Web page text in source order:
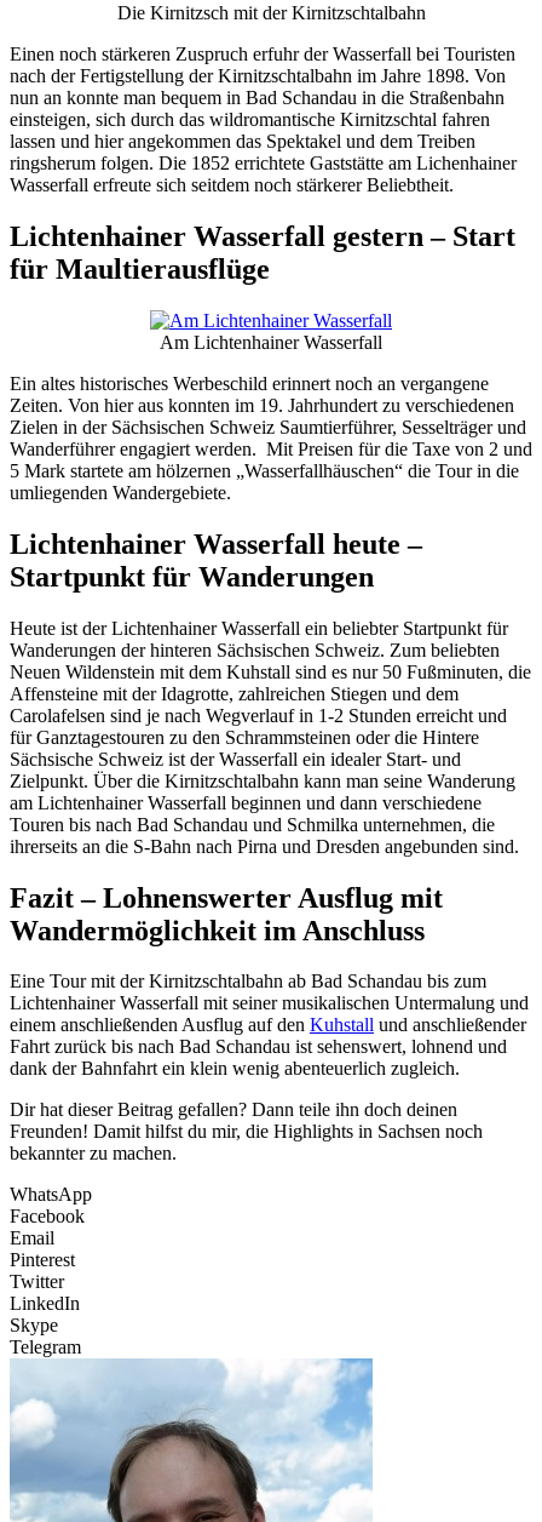
Die Kirnitzsch mit der Kirnitzschtalbahn
Einen noch stärkeren Zuspruch erfuhr der Wasserfall bei Touristen
nach der Fertigstellung der Kirnitzschtalbahn im Jahre 1898. Von
nun an konnte man bequem in Bad Schandau in die Straßenbahn
einsteigen, sich durch das wildromantische Kirnitzschtal fahren
lassen und hier angekommen das Spektakel und dem Treiben
ringsherum folgen. Die 1852 errichtete Gaststätte am Lichenhainer
Wasserfall erfreute sich seitdem noch stärkerer Beliebtheit.
Lichtenhainer Wasserfall gestern – Start
für Maultierausflüge
Am Lichtenhainer Wasserfall
Ein altes historisches Werbeschild erinnert noch an vergangene
Zeiten. Von hier aus konnten im 19. Jahrhundert zu verschiedenen
Zielen in der Sächsischen Schweiz Saumtierführer, Sesselträger und
Wanderführer engagiert werden. Mit Preisen für die Taxe von 2 und
5 Mark startete am hölzernen „Wasserfallhäuschen“ die Tour in die
umliegenden Wandergebiete.
Lichtenhainer Wasserfall heute –
Startpunkt für Wanderungen
Heute ist der Lichtenhainer Wasserfall ein beliebter Startpunkt für
Wanderungen der hinteren Sächsischen Schweiz. Zum beliebten
Neuen Wildenstein mit dem Kuhstall sind es nur 50 Fußminuten, die
Affensteine mit der Idagrotte, zahlreichen Stiegen und dem
Carolafelsen sind je nach Wegverlauf in 1-2 Stunden erreicht und
für Ganztagestouren zu den Schrammsteinen oder die Hintere
Sächsische Schweiz ist der Wasserfall ein idealer Start- und
Zielpunkt. Über die Kirnitzschtalbahn kann man seine Wanderung
am Lichtenhainer Wasserfall beginnen und dann verschiedene
Touren bis nach Bad Schandau und Schmilka unternehmen, die
ihrerseits an die S-Bahn nach Pirna und Dresden angebunden sind.
Fazit – Lohnenswerter Ausflug mit
Wandermöglichkeit im Anschluss
Eine Tour mit der Kirnitzschtalbahn ab Bad Schandau bis zum
Lichtenhainer Wasserfall mit seiner musikalischen Untermalung und
einem anschließenden Ausflug auf den Kuhstall und anschließender
Fahrt zurück bis nach Bad Schandau ist sehenswert, lohnend und
dank der Bahnfahrt ein klein wenig abenteuerlich zugleich.
Dir hat dieser Beitrag gefallen? Dann teile ihn doch deinen
Freunden! Damit hilfst du mir, die Highlights in Sachsen noch
bekannter zu machen.
WhatsApp
Facebook
Email
Pinterest
Twitter
LinkedIn
Skype
Telegram